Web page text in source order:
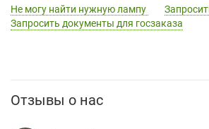
Не могу найти нужную лампу
Запросить документы для госзаказа
Отзывы о нас